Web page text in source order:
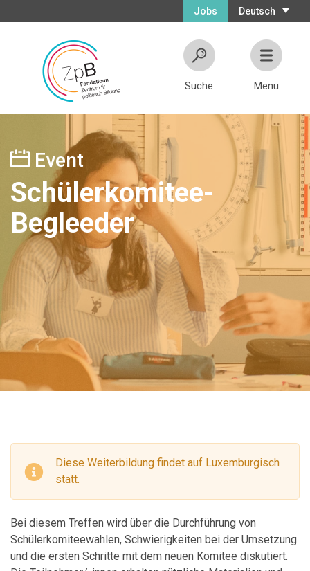
Deutsch
Jobs
Suche Menu
Event
Schülerkomitee-
Begleeder
Diese Weiterbildung findet auf Luxemburgisch
statt.
Bei diesem Treffen wird über die Durchführung von
Schülerkomiteewahlen, Schwierigkeiten bei der Umsetzung
und die ersten Schritte mit dem neuen Komitee diskutiert.